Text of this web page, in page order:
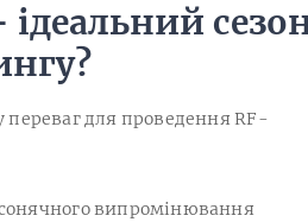
для проведення RF-
випромінювання